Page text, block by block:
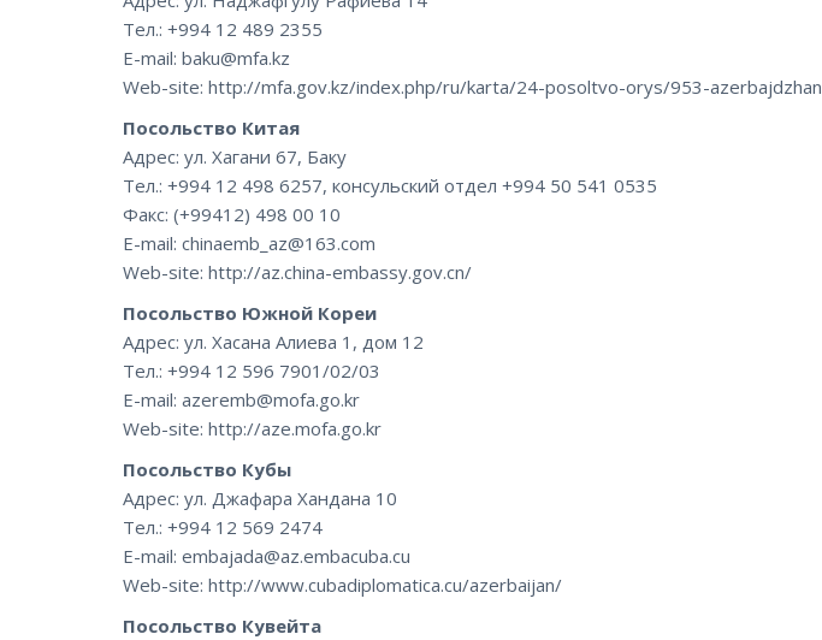
Тел.: +994 12 489 2355
E-mail: baku@mfa.kz
Web-site: http://mfa.gov.kz/index.php/ru/karta/24-posoltvo-orys/953-azerbajdzhan
Посольство Китая
Адрес: ул. Хагани 67, Баку
Тел.: +994 12 498 6257, консульский отдел +994 50 541 0535
Факс: (+99412) 498 00 10
E-mail: chinaemb_az@163.com
Web-site: http://az.china-embassy.gov.cn/
Посольство Южной Кореи
Адрес: ул. Хасана Алиева 1, дом 12
Тел.: +994 12 596 7901/02/03
E-mail: azeremb@mofa.go.kr
Web-site: http://aze.mofa.go.kr
Посольство Кубы
Адрес: ул. Джафара Хандана 10
Тел.: +994 12 569 2474
E-mail: embajada@az.embacuba.cu
Web-site: http://www.cubadiplomatica.cu/azerbaijan/
Посольство Кувейта